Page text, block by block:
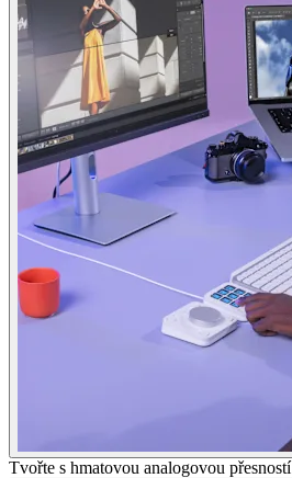
Tvořte s hmatovou analogovou přesností